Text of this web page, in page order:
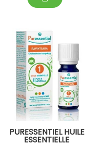
PURESSENTIEL HUILE
ESSENTIELLE